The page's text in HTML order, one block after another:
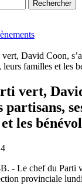
David Coon,
leurs familles et les
vert,
partisans,
les
- Le chef du Parti
provinciale